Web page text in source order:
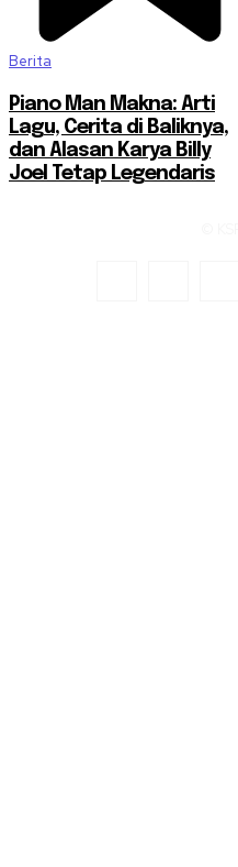
Berita
Piano Man Makna: Arti
Lagu, Cerita di Baliknya,
dan Alasan Karya Billy
Joel Tetap Legendaris